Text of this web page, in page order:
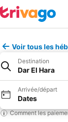
Voir tous les
Destination
Dar El Hara
Arrivée/départ
Dates
Comment les